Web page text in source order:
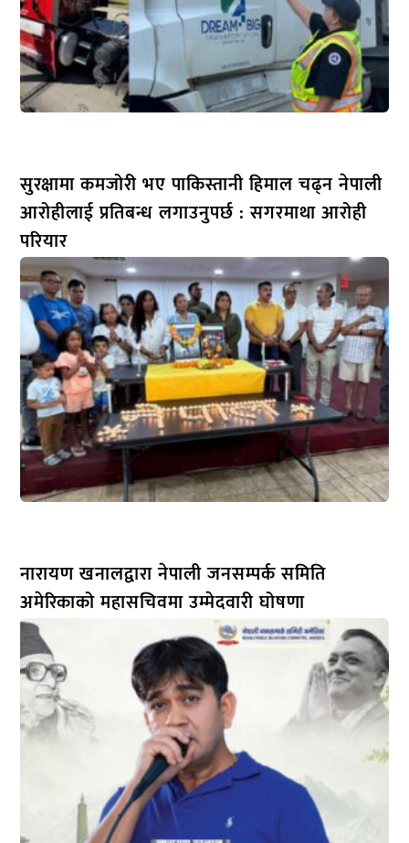
सुरक्षामा कमजोरी भए पाकिस्तानी हिमाल चढ्न नेपाली
आरोहीलाई प्रतिबन्ध लगाउनुपर्छ : सगरमाथा आरोही
परियार
नारायण खनालद्वारा नेपाली जनसम्पर्क समिति
अमेरिकाको महासचिवमा उम्मेदवारी घोषणा